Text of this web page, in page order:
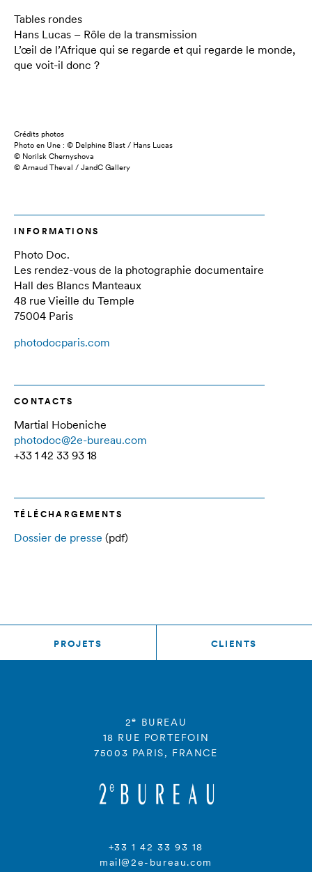
Tables rondes
Hans Lucas – Rôle de la transmission
L’œil de l’Afrique qui se regarde et qui regarde le monde,
que voit-il donc ?
Crédits photos
Photo en Une : © Delphine Blast / Hans Lucas
© Norilsk Chernyshova
© Arnaud Theval / JandC Gallery
INFORMATIONS
Photo Doc.
Les rendez-vous de la photographie documentaire
Hall des Blancs Manteaux
48 rue Vieille du Temple
75004 Paris
photodocparis.com
CONTACTS
Martial Hobeniche
photodoc@2e-bureau.com
+33 1 42 33 93 18
TÉLÉCHARGEMENTS
Dossier de presse (pdf)
PROJETS CLIENTS
2e
BUREAU
18 RUE PORTEFOIN
75003 PARIS, FRANCE
+33 1 42 33 93 18
mail@2e-bureau.com